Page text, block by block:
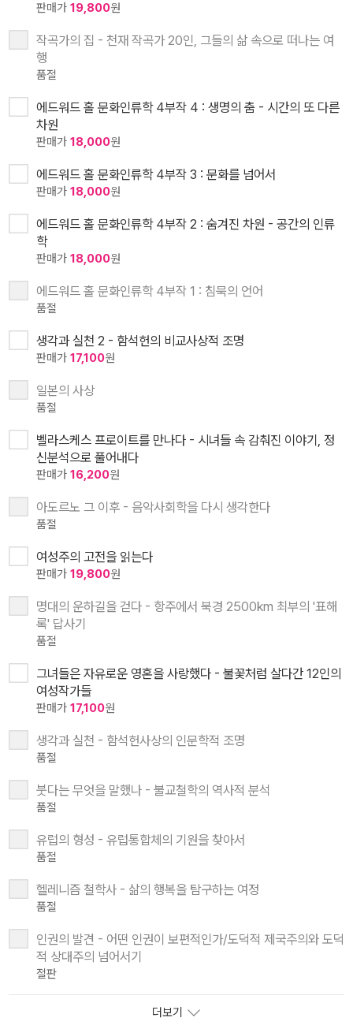
판매가 19,800원
작곡가의 집 - 천재 작곡가 20인, 그들의 삶 속으로 떠나는 여
행
품절
에드워드 홀 문화인류학 4부작 4 : 생명의 춤 - 시간의 또 다른
차원
판매가 18,000원
에드워드 홀 문화인류학 4부작 3 : 문화를 넘어서
판매가 18,000원
에드워드 홀 문화인류학 4부작 2 : 숨겨진 차원 - 공간의 인류
학
판매가 18,000원
에드워드 홀 문화인류학 4부작 1 : 침묵의 언어
품절
생각과 실천 2 - 함석헌의 비교사상적 조명
판매가 17,100원
일본의 사상
품절
벨라스케스 프로이트를 만나다 - 시녀들 속 감춰진 이야기, 정
신분석으로 풀어내다
판매가 16,200원
아도르노 그 이후 - 음악사회학을 다시 생각한다
품절
여성주의 고전을 읽는다
판매가 19,800원
명대의 운하길을 걷다 - 항주에서 북경 2500km 최부의 '표해
록' 답사기
품절
그녀들은 자유로운 영혼을 사랑했다 - 불꽃처럼 살다간 12인의
여성작가들
판매가 17,100원
생각과 실천 - 함석헌사상의 인문학적 조명
품절
붓다는 무엇을 말했나 - 불교철학의 역사적 분석
품절
유럽의 형성 - 유럽통합체의 기원을 찾아서
품절
헬레니즘 철학사 - 삶의 행복을 탐구하는 여정
품절
인권의 발견 - 어떤 인권이 보편적인가/도덕적 제국주의와 도덕
적 상대주의 넘어서기
절판
더보기